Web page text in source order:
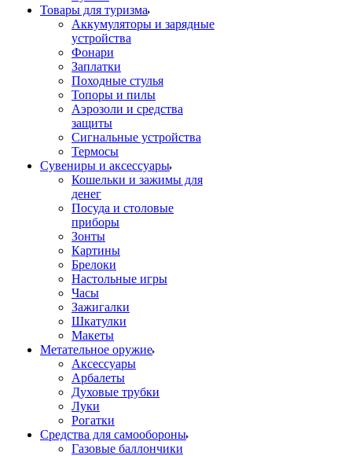
Товары для туризма
Аккумуляторы и зарядные
устройства
Фонари
Заплатки
Походные стулья
Топоры и пилы
Аэрозоли и средства
защиты
Сигнальные устройства
Термосы
Сувениры и аксессуары
Кошельки и зажимы для
денег
Посуда и столовые
приборы
Зонты
Картины
Брелоки
Настольные игры
Часы
Зажигалки
Шкатулки
Макеты
Метательное оружие
Аксессуары
Арбалеты
Духовые трубки
Луки
Рогатки
Средства для самообороны
Газовые баллончики